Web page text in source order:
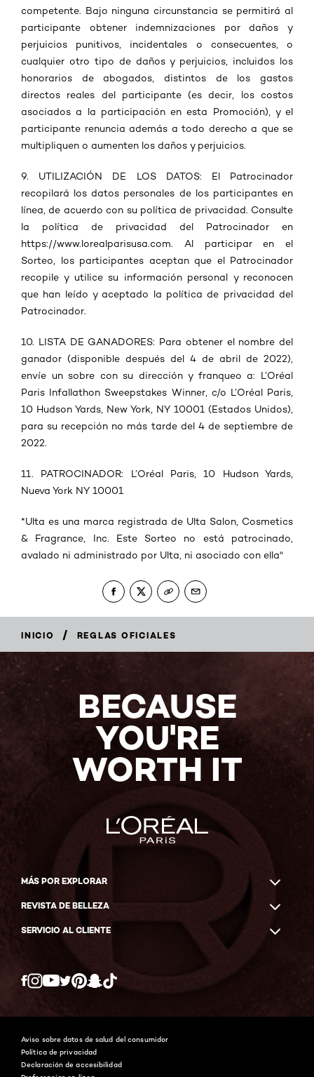
competente. Bajo ninguna circunstancia se permitirá al
participante obtener indemnizaciones por daños y
perjuicios punitivos, incidentales o consecuentes, o
cualquier otro tipo de daños y perjuicios, incluidos los
honorarios de abogados, distintos de los gastos
directos reales del participante (es decir, los costos
asociados a la participación en esta Promoción), y el
participante renuncia además a todo derecho a que se
multipliquen o aumenten los daños y perjuicios.
9. UTILIZACIÓN DE LOS DATOS: El Patrocinador
recopilará los datos personales de los participantes en
línea, de acuerdo con su política de privacidad. Consulte
la política de privacidad del Patrocinador en
https://www.lorealparisusa.com. ​Al participar en el
Sorteo, los participantes aceptan que el Patrocinador
recopile y utilice su información personal y reconocen
que han leído y aceptado la política de privacidad del
Patrocinador.
10. LISTA DE GANADORES: Para obtener el nombre del
ganador (disponible después del 4 de abril de 2022),
envíe un sobre con su dirección y franqueo a: L’Oréal
Paris Infallathon Sweepstakes Winner, c/o L’Oréal Paris,
10 Hudson Yards, New York, NY 10001 (Estados Unidos),
para su recepción no más tarde del 4 de septiembre de
2022.
11. PATROCINADOR: L’Oréal Paris, 10 Hudson Yards,
Nueva York NY 10001
*Ulta es una marca registrada de Ulta Salon, Cosmetics
& Fragrance, Inc. Este Sorteo no está patrocinado,
avalado ni administrado por Ulta, ni asociado con ella"
INICIO / REGLAS OFICIALES
BECAUSE
YOU'RE
WORTH IT
MÁS POR EXPLORAR
REVISTA DE BELLEZA
SERVICIO AL CLIENTE
Twitter
Aviso sobre datos de salud del consumidor
Política de privacidad
Declaración de accesibilidad